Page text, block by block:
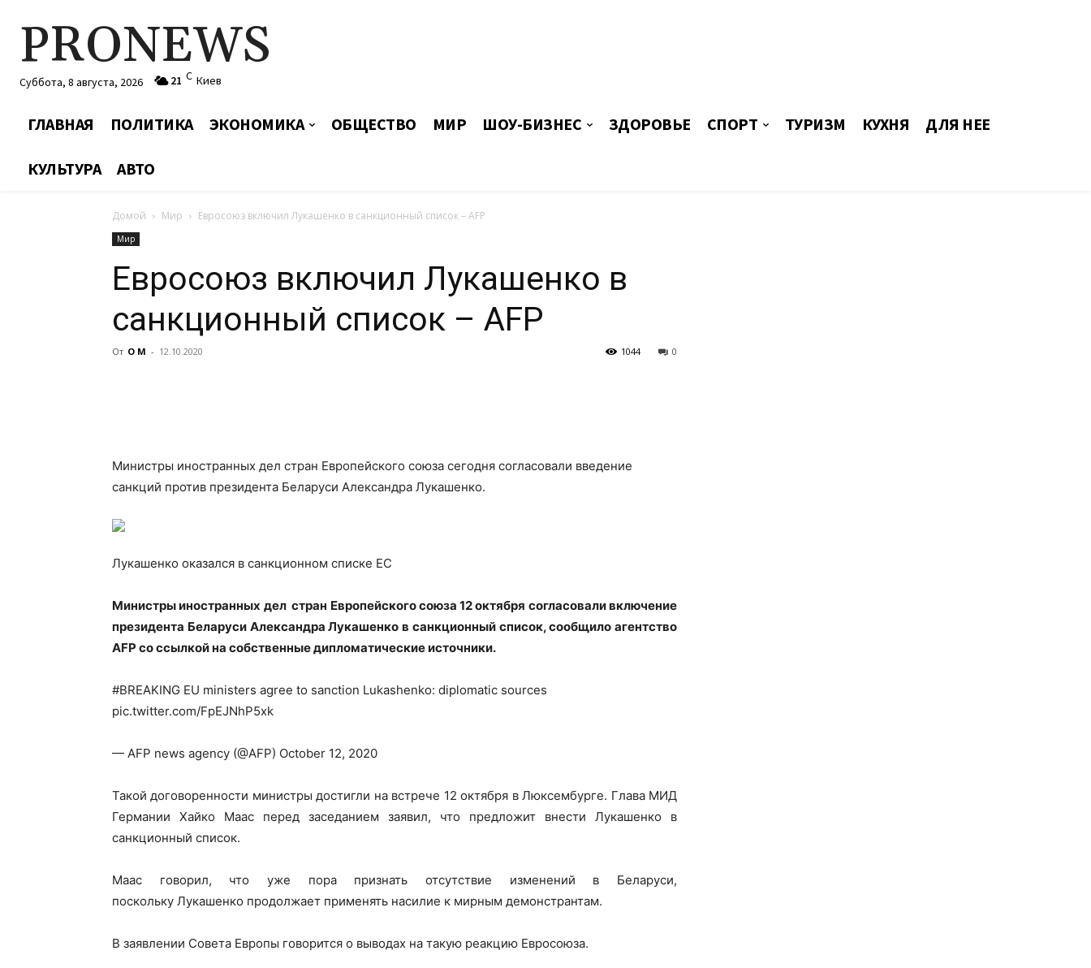
PRONEWS
Суббота, 8 августа, 2026 21 C Киев
ГЛАВНАЯ ПОЛИТИКА ЭКОНОМИКА ОБЩЕСТВО МИР ШОУ-БИЗНЕС ЗДОРОВЬЕ СПОРТ ТУРИЗМ КУХНЯ ДЛЯ НЕЕ
КУЛЬТУРА АВТО
Домой Мир Евросоюз включил Лукашенко в санкционный список ­– AFP
Мир
Евросоюз включил Лукашенко в
санкционный список ­– AFP
От О М - 12.10.2020 0
1044
Министры иностранных дел стран Европейского союза сегодня согласовали введение
санкций против президента Беларуси Александра Лукашенко.
Лукашенко оказался в санкционном списке ЕС
Министры иностранных дел стран Европейского союза 12 октября согласовали включение
президента Беларуси Александра Лукашенко в санкционный список, сообщило агентство
AFP со ссылкой на собственные дипломатические источники.
#BREAKING EU ministers agree to sanction Lukashenko: diplomatic sources
pic.twitter.com/FpEJNhP5xk
— AFP news agency (@AFP) October 12, 2020
Такой договоренности министры достигли на встрече 12 октября в Люксембурге. Глава МИД
Германии Хайко Маас перед заседанием заявил, что предложит внести Лукашенко в
санкционный список.
Маас говорил, что уже пора признать отсутствие изменений в Беларуси,
поскольку Лукашенко продолжает применять насилие к мирным демонстрантам.
В заявлении Совета Европы говорится о выводах на такую реакцию Евросоюза.